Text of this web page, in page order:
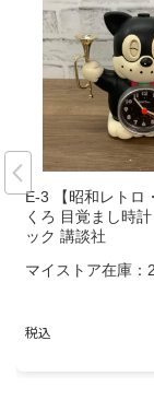
E-3 【昭和レトロ
くろ 目覚まし時
ック 講談社
マイストア在庫：
税込